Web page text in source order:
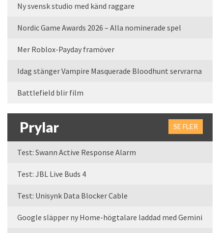
Ny svensk studio med känd raggare
Nordic Game Awards 2026 – Alla nominerade spel
Mer Roblox-Payday framöver
Idag stänger Vampire Masquerade Bloodhunt servrarna
Battlefield blir film
Prylar SE FLER
Test: Swann Active Response Alarm
Test: JBL Live Buds 4
Test: Unisynk Data Blocker Cable
Google släpper ny Home-högtalare laddad med Gemini